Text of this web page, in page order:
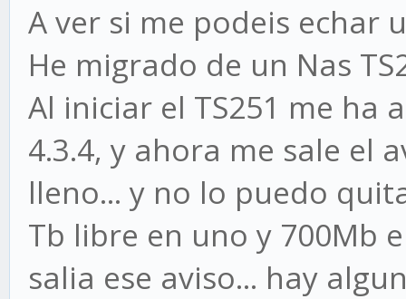
A ver si me podeis echar
He migrado de un Nas
Al iniciar el TS251 me ha
4.3.4, y ahora me sale el
lleno... y no lo puedo
Tb libre en uno y 700Mb
salia ese aviso... hay